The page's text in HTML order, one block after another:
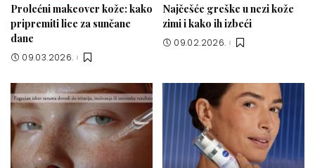
Prolećni makeover kože: kako
pripremiti lice za sunčane
dane
09.03.2026.
Najčešće greške u nezi kože
zimi i kako ih izbeći
09.02.2026.